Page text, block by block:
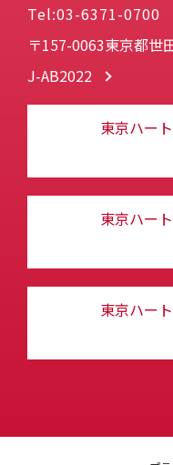
Tel:03-6371-0700
〒157-0063東京都世
J-AB2022
東京ハー
東京ハー
東京ハー